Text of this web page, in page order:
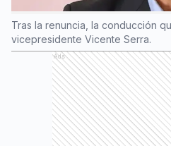
Tras la renuncia, la conducción
vicepresidente Vicente Serra.
Ads